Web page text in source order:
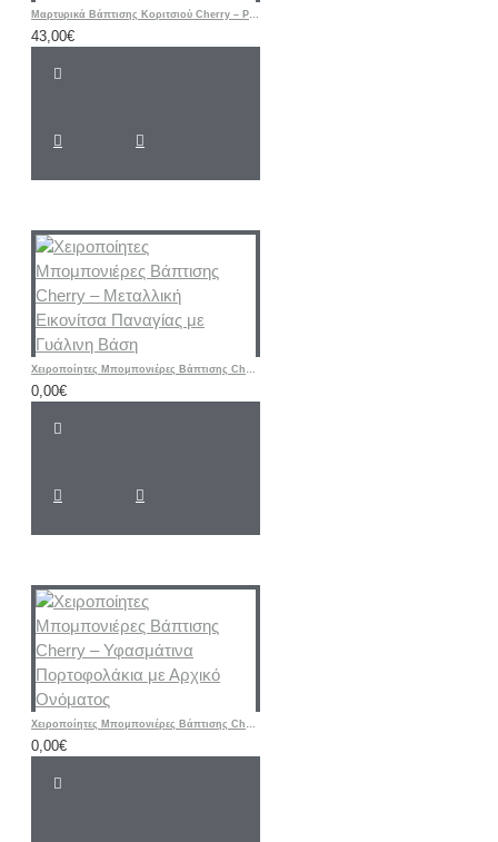
Μαρτυρικά Βάπτισης Κοριτσιού Cherry – Ροζ & Μπεζ Βραχιόλια με Δερμάτινο Κορδόνι και Μεταλλικό Σταυρό
43,00€
Χειροποίητες Μπομπονιέρες Βάπτισης Cherry – Μεταλλική Εικονίτσα Παναγίας με Γυάλινη Βάση
0,00€
Χειροποίητες Μπομπονιέρες Βάπτισης Cherry – Υφασμάτινα Πορτοφολάκια με Αρχικό Ονόματος
0,00€